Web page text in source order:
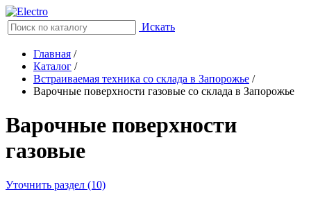
Искать
Главная /
Каталог /
Встраиваемая техника со склада в Запорожье /
Варочные поверхности газовые со склада в Запорожье
Варочные поверхности
газовые
Уточнить раздел (10)